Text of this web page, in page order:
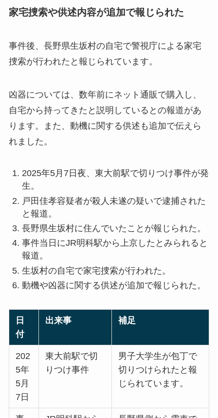
家宅捜索や供述内容が追加で報じられた
事件後、長野県生坂村の自宅で警視庁による家宅
捜索が行われたと報じられています。
凶器については、数年前にネット通販で購入し、
自宅から持ってきたと説明しているとの報道があ
ります。また、動機に関する供述も追加で伝えら
れました。
2025年5月7日夜、東大前駅で切りつけ事件が発
生。
戸田佳孝容疑者が殺人未遂の疑いで逮捕された
と報道。
長野県生坂村に住んでいたことが報じられた。
事件当日にJR明科駅から上京したとみられると
報道。
生坂村の自宅で家宅捜索が行われた。
動機や凶器に関する供述が追加で報じられた。
日
付
出来事 補足
202
5年
5月
7日
東大前駅で切
りつけ事件
男子大学生が包丁で
切りつけられたと報
じられています。